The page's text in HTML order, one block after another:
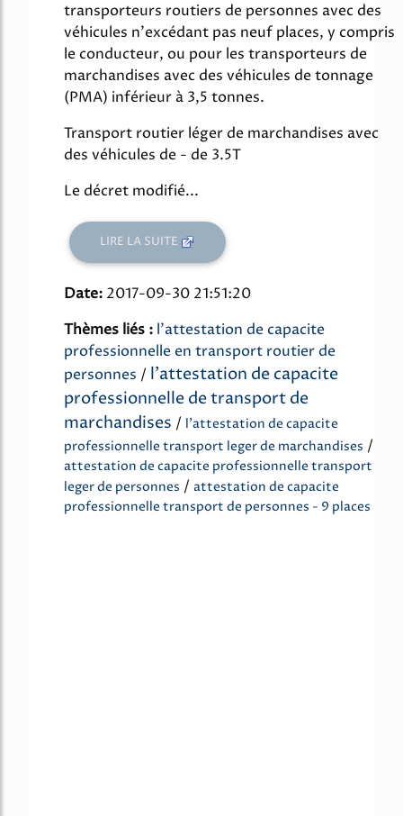
transporteurs routiers de personnes avec des
véhicules n'excédant pas neuf places, y compris
le conducteur, ou pour les transporteurs de
marchandises avec des véhicules de tonnage
(PMA) inférieur à 3,5 tonnes.
Transport routier léger de marchandises avec
des véhicules de - de 3.5T
Le décret modifié...
LIRE LA SUITE
Date: 2017-09-30 21:51:20
Thèmes liés : l'attestation de capacite
professionnelle en transport routier de
personnes / l'attestation de capacite
professionnelle de transport de
marchandises / l'attestation de capacite
professionnelle transport leger de marchandises /
attestation de capacite professionnelle transport
leger de personnes / attestation de capacite
professionnelle transport de personnes - 9 places